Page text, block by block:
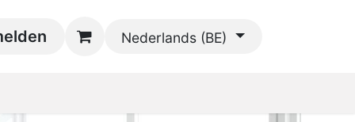
Contact Nederlands (BE)